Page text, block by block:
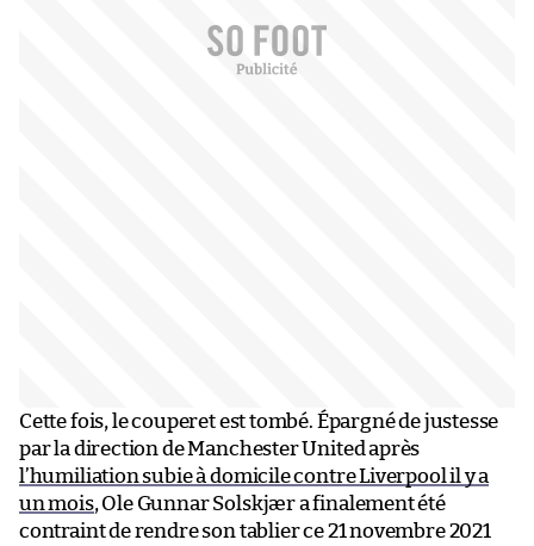
Cette fois, le couperet est tombé. Épargné de justesse
par la direction de Manchester United après
l’humiliation subie à domicile contre Liverpool il y a
un mois, Ole Gunnar Solskjær a finalement été
contraint de rendre son tablier ce 21 novembre 2021